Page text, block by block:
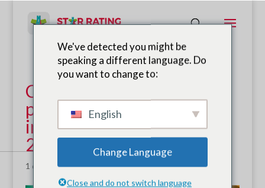
Clasificación por estrellas
para escuelas Boletín
informativo de enero de
2022
1 de febrero de 2022|Noticias
We've detected you might be
speaking a different language. Do
you want to change to:
English
Change Language
Close and do not switch language